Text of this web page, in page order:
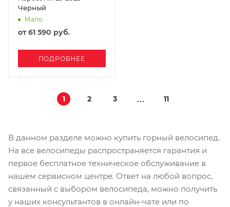
Черный
Мало
от61 590 руб.
ПОДРОБНЕЕ
1 2 3 11
В данном разделе можно купить горный велосипед.
На все велосипеды распространяется гарантия и
первое бесплатное техническое обслуживание в
нашем сервисном центре. Ответ на любой вопрос,
связанный с выбором велосипеда, можно получить
у наших консультантов в онлайн-чате или по